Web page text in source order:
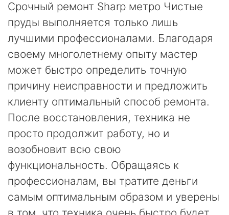
Срочный ремонт Sharp метро Чистые
пруды выполняется только лишь
лучшими профессионалами. Благодаря
своему многолетнему опыту мастер
может быстро определить точную
причину неисправности и предложить
клиенту оптимальный способ ремонта.
После восстановления, техника не
просто продолжит работу, но и
возобновит всю свою
функциональность. Обращаясь к
профессионалам, вы тратите деньги
самым оптимальным образом и уверены